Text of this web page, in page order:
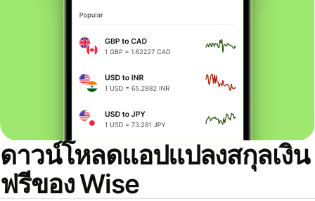
ดาวน์โหลดแอปแปลงสกุลเงิน
ฟรีของ Wise